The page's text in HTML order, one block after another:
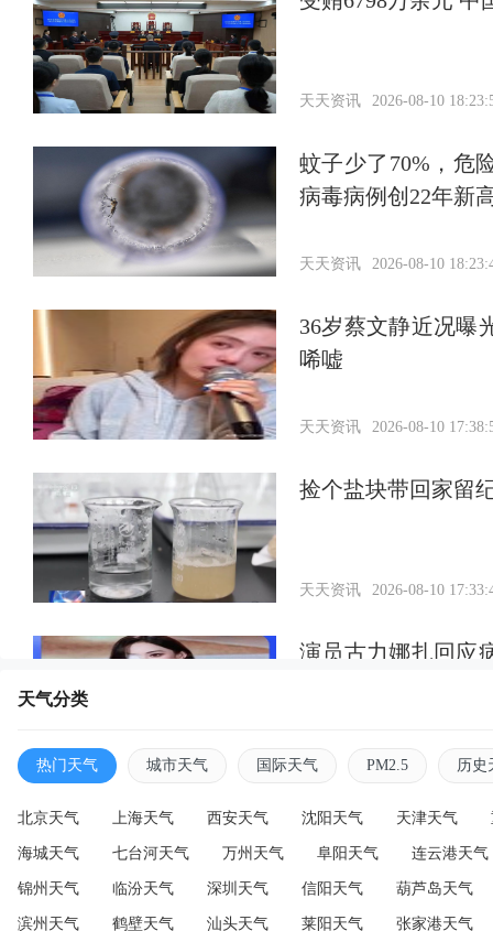
天天资讯 2026-08-10
蚊子少了70%，危
病毒病例创22年新
天天资讯 2026-08-10
36岁蔡文静近况曝
唏嘘
天天资讯 2026-08-10
捡个盐块带回家留
天天资讯 2026-08-10
演员古力娜扎回应
2026-08-10
天气分类
热门天气 城市天气 国际天气 PM2.5 历史
北京天气 上海天气 西安天气 沈阳天气 天津天气
海城天气 七台河天气 万州天气 阜阳天气 连云港天气
锦州天气 临汾天气 深圳天气 信阳天气 葫芦岛天气
滨州天气 鹤壁天气 汕头天气 莱阳天气 张家港天气